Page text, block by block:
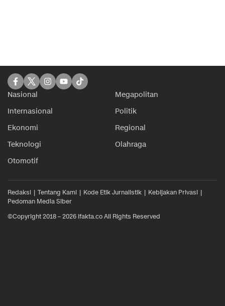
Nasional
Megapolitan
Internasional
Politik
Ekonomi
Regional
Teknologi
Olahraga
Otomotif
Redaksi Tentang Kami Kode Etik Jurnalistik
Kebijakan Privasi
Pedoman Media Siber
©Copyright 2018 – 2026 ifakta.co All Rights Reserved